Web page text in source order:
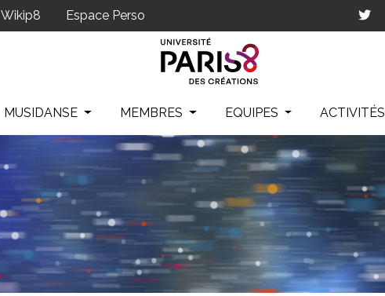
Wikip8 Espace Perso
MUSIDANSE MEMBRES EQUIPES ACTIVITÉS